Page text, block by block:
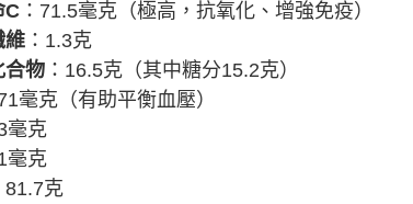
C ：71.5毫克（極高，抗氧化、增強免疫）
維 ：1.3克
合物 ：16.5克（其中糖分15.2克）
毫克（有助平衡血壓）
毫克
毫克
81.7克